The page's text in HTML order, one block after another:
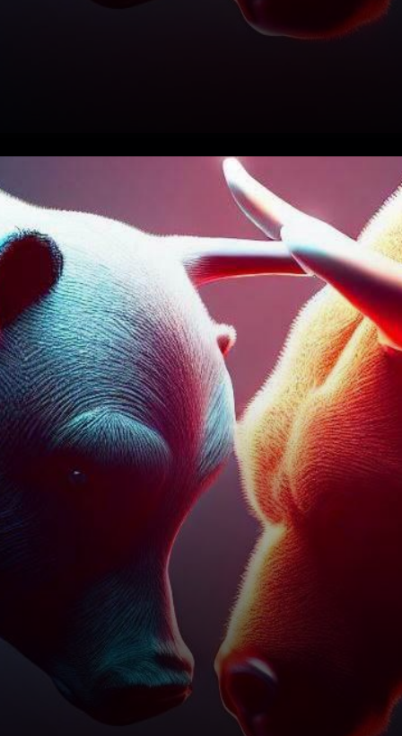
Aujourd’hui, le marché des
cryptomonnaies met en avant
Kava (KAVA), Woo Network
(WOO), Floki Inu (FLOKI),
Uniswap (UNI), The Graph…